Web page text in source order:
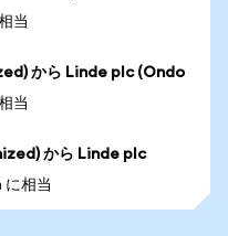
当
から Linde plc (Ondo
当
から Linde plc
相当